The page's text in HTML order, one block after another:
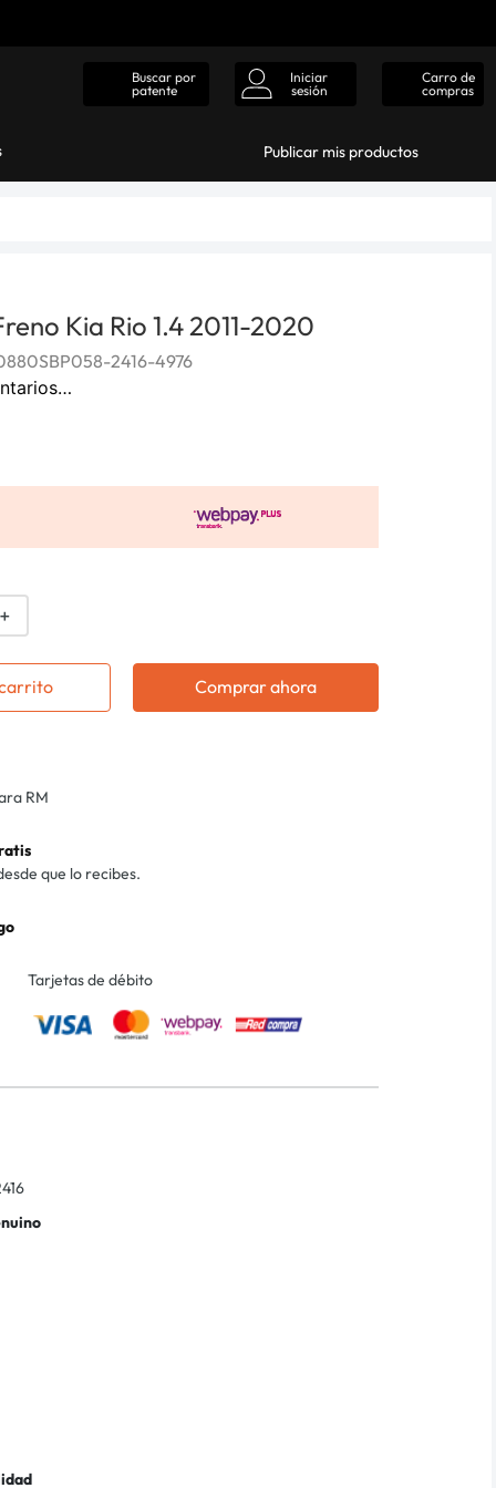
Buscar por
patente
Iniciar
sesión
Carro de
compras
Publicar mis productos
Kia Rio 1.4 2011-2020
2416-4976
＋
Comprar ahora
RM
que lo recibes.
Tarjetas de débito